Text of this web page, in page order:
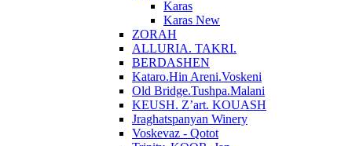
Karas
Karas New
ZORAH
ALLURIA. TAKRI.
BERDASHEN
Kataro.Hin Areni.Voskeni
Old Bridge.Tushpa.Malani
KEUSH. Z’art. KOUASH
Jraghatspanyan Winery
Voskevaz - Qotot